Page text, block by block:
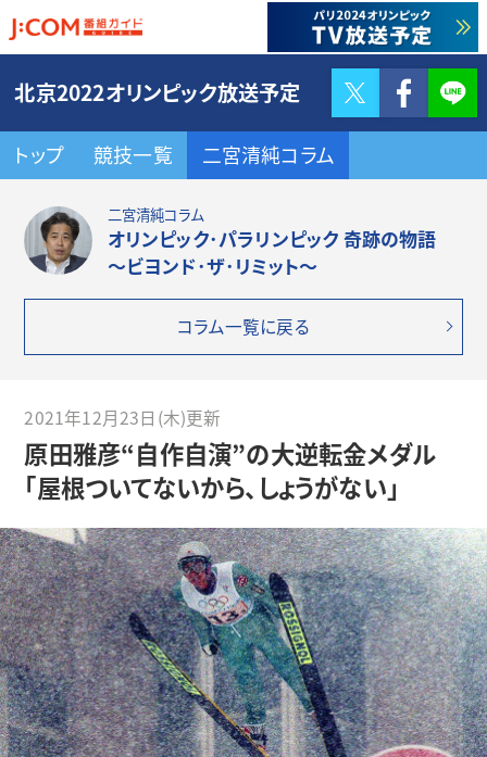
北京2022オリンピック放送予定
トップ 競技一覧 二宮清純コラム
Twitter
二宮清純コラム
オリンピック･パラリンピック 奇跡の物語
～ビヨンド･ザ･リミット～
コラム一覧に戻る
2021年12月23日(木)更新
原田雅彦“自作自演”の大逆転金メダル
「屋根ついてないから、しょうがない」